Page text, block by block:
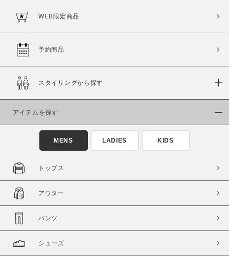
商品タイプ
通常商品
セール価格 WEB限定
在庫
在庫あり
WEB限定商品
予約商品
スタイリングから探す
アイテムを探す
MENS LADIES KIDS
トップス
アウター
パンツ
シューズ